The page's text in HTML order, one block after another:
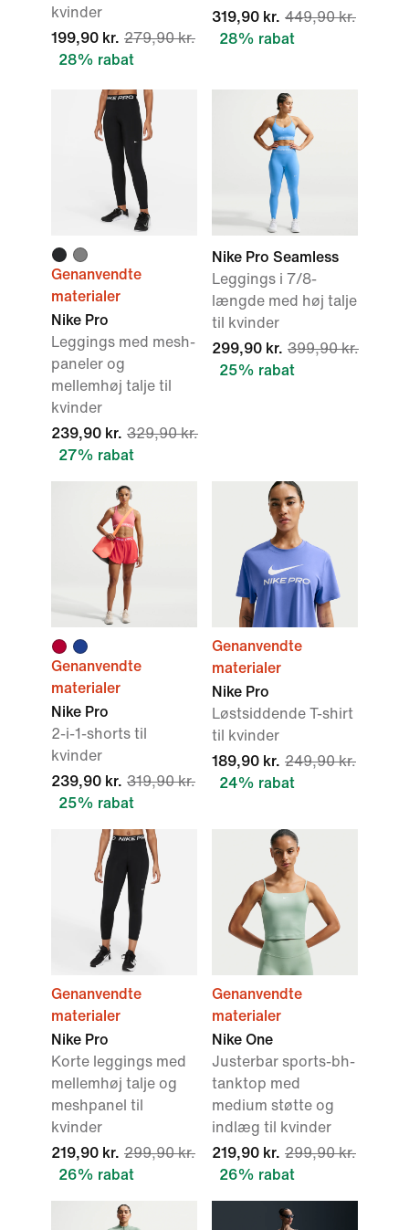
kvinder
199,90 kr. 279,90 kr.
28% rabat
319,90 kr. 449,90 kr.
28% rabat
Genanvendte
materialer
Nike Pro
Leggings med mesh-
paneler og
mellemhøj talje til
kvinder
239,90 kr. 329,90 kr.
27% rabat
Nike Pro Seamless
Leggings i 7/8-
længde med høj talje
til kvinder
299,90 kr. 399,90 kr.
25% rabat
Genanvendte
materialer
Nike Pro
2-i-1-shorts til
kvinder
239,90 kr. 319,90 kr.
25% rabat
Genanvendte
materialer
Nike Pro
Løstsiddende T-shirt
til kvinder
189,90 kr. 249,90 kr.
24% rabat
Genanvendte
materialer
Nike Pro
Korte leggings med
mellemhøj talje og
meshpanel til
kvinder
219,90 kr. 299,90 kr.
26% rabat
Genanvendte
materialer
Nike One
Justerbar sports-bh-
tanktop med
medium støtte og
indlæg til kvinder
219,90 kr. 299,90 kr.
26% rabat